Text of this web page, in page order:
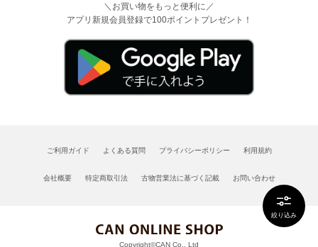
絞り込み
＼お買い物をもっと便利に／
アプリ新規会員登録で100ポイントプレゼント！
ご利用ガイド よくある質問 プライバシーポリシー 利用規約
会社概要 特定商取引法 古物営業法に基づく記載 お問い合わせ
Copyright©CAN Co., Ltd